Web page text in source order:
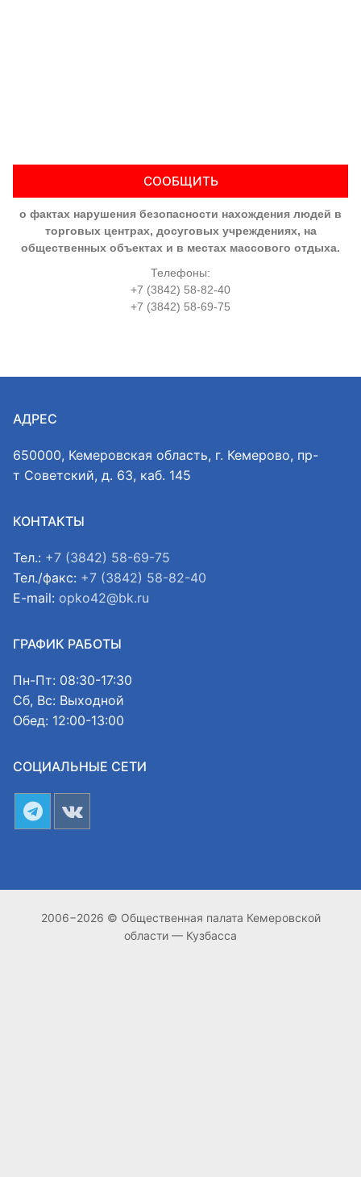
СООБЩИТЬ
о фактах нарушения безопасности нахождения людей в
торговых центрах, досуговых учреждениях, на
общественных объектах и в местах массового отдыха.
Телефоны:
+7 (3842) 58-82-40
+7 (3842) 58-69-75
АДРЕС
650000, Кемеровская область, г. Кемерово, пр-
т Советский, д. 63, каб. 145
КОНТАКТЫ
Тел.: +7 (3842) 58-69-75
Тел./факс: +7 (3842) 58-82-40
E-mail: opko42@bk.ru
ГРАФИК РАБОТЫ
Пн-Пт: 08:30-17:30
Сб, Вс: Выходной
Обед: 12:00-13:00
СОЦИАЛЬНЫЕ СЕТИ
2006−2026 © Общественная палата Кемеровской
области — Кузбасса